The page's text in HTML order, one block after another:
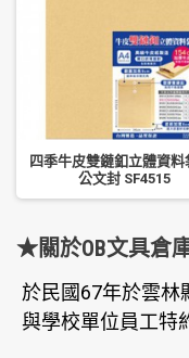
四季牛皮雙鏈釦立體資料
公文封 SF4515
★關於OB文具倉
於民國67年於雲林
與學校單位員工特